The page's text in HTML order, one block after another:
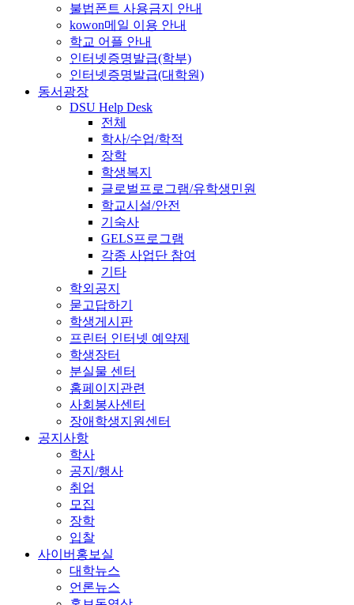
불법폰트 사용금지 안내
kowon메일 이용 안내
학교 어플 안내
인터넷증명발급(학부)
인터넷증명발급(대학원)
동서광장
DSU Help Desk
전체
학사/수업/학적
장학
학생복지
글로벌프로그램/유학생민원
학교시설/안전
기숙사
GELS프로그램
각종 사업단 참여
기타
학외공지
묻고답하기
학생게시판
프린터 인터넷 예약제
학생장터
분실물 센터
홈페이지관련
사회봉사센터
장애학생지원센터
공지사항
학사
공지/행사
취업
모집
장학
입찰
사이버홍보실
대학뉴스
언론뉴스